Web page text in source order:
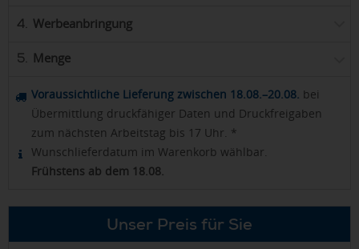
4. Werbeanbringung
5. Menge
Voraussichtliche Lieferung zwischen 18.08.–20.08. bei
Übermittlung druckfähiger Daten und Druckfreigaben
zum nächsten Arbeitstag bis 17 Uhr. *
Wunschlieferdatum im Warenkorb wählbar.
Frühstens ab dem 18.08.
Unser Preis für Sie